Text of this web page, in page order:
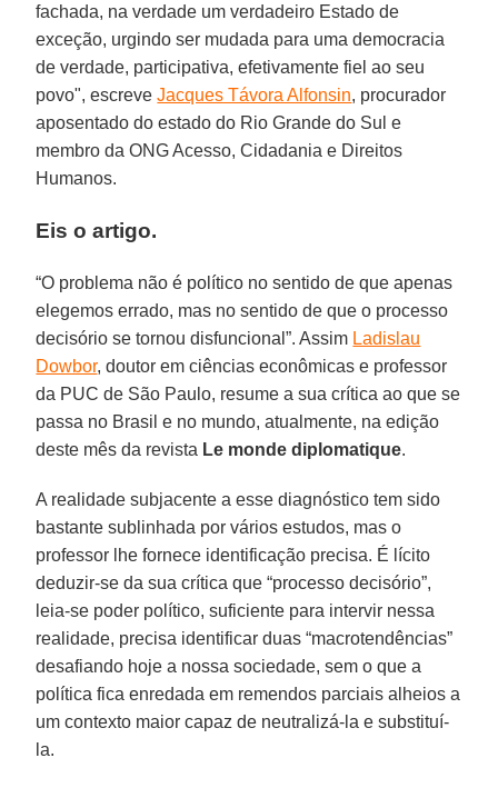
fachada, na verdade um verdadeiro Estado de
exceção, urgindo ser mudada para uma democracia
de verdade, participativa, efetivamente fiel ao seu
povo", escreveJacques Távora Alfonsin, procurador
aposentado do estado do Rio Grande do Sul e
membro da ONG Acesso, Cidadania e Direitos
Humanos.
Eis o artigo.
“O problema não é político no sentido de que apenas
elegemos errado, mas no sentido de que o processo
decisório se tornou disfuncional”. Assim Ladislau
Dowbor, doutor em ciências econômicas e professor
da PUC de São Paulo, resume a sua crítica ao que se
passa no Brasil e no mundo, atualmente, na edição
deste mês da revista Le monde diplomatique.
A realidade subjacente a esse diagnóstico tem sido
bastante sublinhada por vários estudos, mas o
professor lhe fornece identificação precisa. É lícito
deduzir-se da sua crítica que “processo decisório”,
leia-se poder político, suficiente para intervir nessa
realidade, precisa identificar duas “macrotendências”
desafiando hoje a nossa sociedade, sem o que a
política fica enredada em remendos parciais alheios a
um contexto maior capaz de neutralizá-la e substituí-
la.